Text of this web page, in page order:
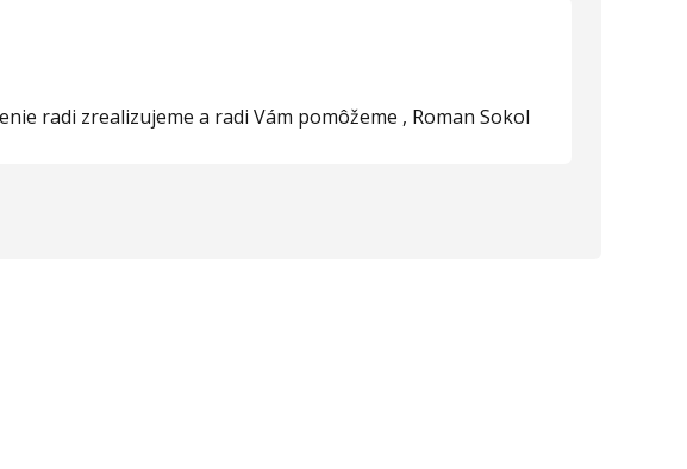
radi zrealizujeme a radi Vám pomôžeme , Roman Sokol